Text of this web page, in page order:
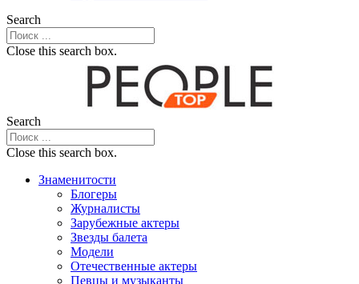
Search
Close this search box.
Search
Close this search box.
Знаменитости
Блогеры
Журналисты
Зарубежные актеры
Звезды балета
Модели
Отечественные актеры
Певцы и музыканты